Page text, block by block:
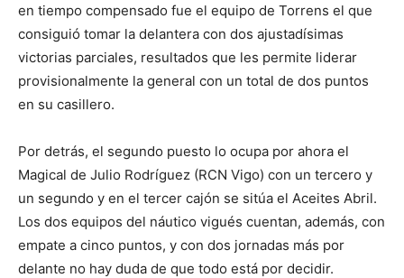
en tiempo compensado fue el equipo de Torrens el que
consiguió tomar la delantera con dos ajustadísimas
victorias parciales, resultados que les permite liderar
provisionalmente la general con un total de dos puntos
en su casillero.
Por detrás, el segundo puesto lo ocupa por ahora el
Magical de Julio Rodríguez (RCN Vigo) con un tercero y
un segundo y en el tercer cajón se sitúa el Aceites Abril.
Los dos equipos del náutico vigués cuentan, además, con
empate a cinco puntos, y con dos jornadas más por
delante no hay duda de que todo está por decidir.